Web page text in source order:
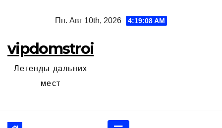
Пн. Авг 10th, 2026 4:19:09 AM
vipdomstroi
Легенды дальних
мест